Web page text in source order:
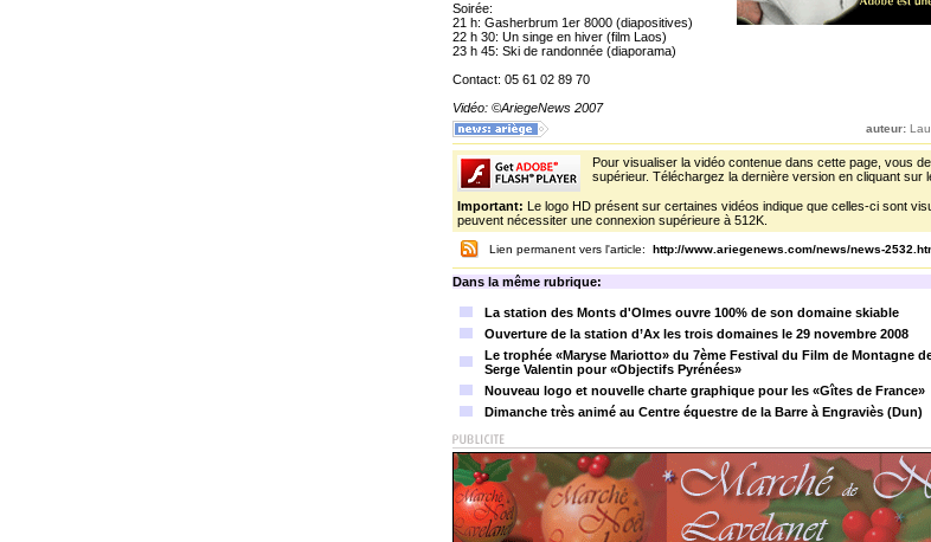
Soirée:
21 h: Gasherbrum 1er 8000 (diapositives)
22 h 30: Un singe en hiver (film Laos)
23 h 45: Ski de randonnée (diaporama)
Contact: 05 61 02 89 70
Vidéo: ©AriegeNews 2007
auteur:
Pour visualiser la vidéo contenue dans cette page, vous
supérieur. Téléchargez la dernière version en cliquant sur
Important: Le logo HD présent sur certaines vidéos indique que celles-ci sont
peuvent nécessiter une connexion supérieure à 512K.
Lien permanent vers l'article: http://www.ariegenews.com/news/news-
Dans la même rubrique:
La station des Monts d'Olmes ouvre 100% de son domaine skiable
Ouverture de la station d’Ax les trois domaines le 29 novembre 2008
Le trophée «Maryse Mariotto» du 7ème Festival du Film de Montagne
Serge Valentin pour «Objectifs Pyrénées»
Nouveau logo et nouvelle charte graphique pour les «Gîtes de France»
Dimanche très animé au Centre équestre de la Barre à Engraviès (Dun)